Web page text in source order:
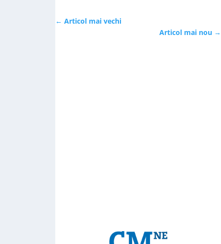
← Articol mai vechi
Articol mai nou →